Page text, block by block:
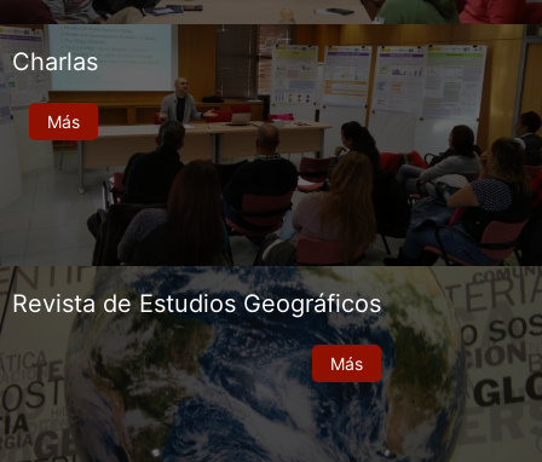
Charlas
Más
Revista de Estudios Geográficos
Más